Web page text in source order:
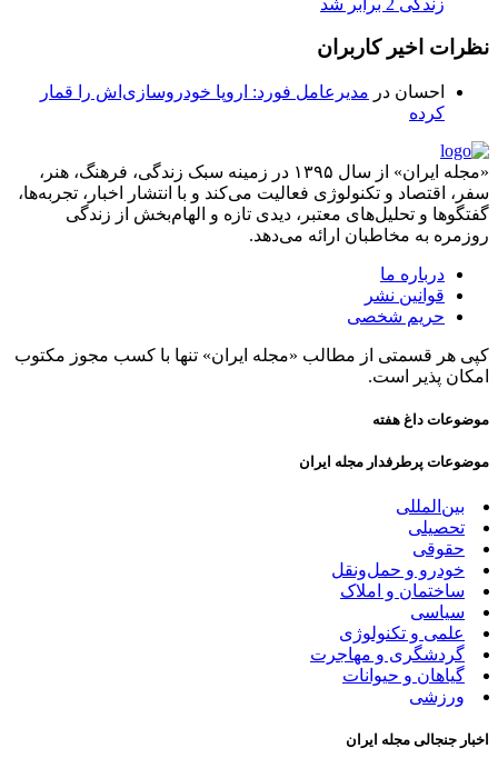
زندگی 2 برابر ‌شد
نظرات اخیر کاربران
احسان در مدیرعامل فورد: اروپا خودروسازی‌اش را قمار
کرده
«مجله ایران» از سال ۱۳۹۵ در زمینه سبک زندگی، فرهنگ، هنر،
سفر، اقتصاد و تکنولوژی فعالیت می‌کند و با انتشار اخبار، تجربه‌ها،
گفتگوها و تحلیل‌های معتبر، دیدی تازه و الهام‌بخش از زندگی
روزمره به مخاطبان ارائه می‌دهد.
درباره ما
قوانین نشر
حریم شخصی
کپی هر قسمتی از مطالب «مجله ایران» تنها با کسب مجوز مکتوب
امکان پذیر است.
موضوعات داغ هفته
موضوعات پرطرفدار مجله ایران
بین‌المللی
تحصیلی
حقوقی
خودرو و حمل‌و‌نقل
ساختمان و املاک
سیاسی
علمی و تکنولوژی
گردشگری و مهاجرت
گیاهان و حیوانات
ورزشی
اخبار جنجالی مجله ایران